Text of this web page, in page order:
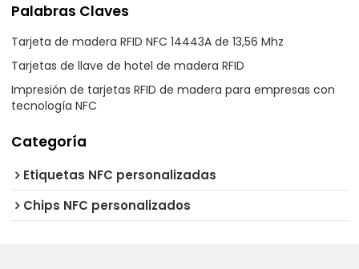
Palabras Claves
Tarjeta de madera RFID NFC 14443A de 13,56 Mhz
Tarjetas de llave de hotel de madera RFID
Impresión de tarjetas RFID de madera para empresas con
tecnología NFC
Categoría
Etiquetas NFC personalizadas
Chips NFC personalizados